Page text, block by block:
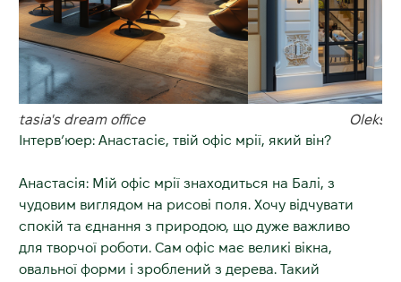
Oleksandr's dream office
Інтерв’юер: Анастасіє, твій офіс мрії, який він?
Анастасія: Мій офіс мрії знаходиться на Балі, з
чудовим виглядом на рисові поля. Хочу відчувати
спокій та єднання з природою, що дуже важливо
для творчої роботи. Сам офіс має великі вікна,
овальної форми і зроблений з дерева. Такий